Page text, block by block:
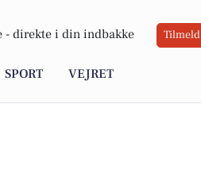
- direkte i din indbakke Tilmeld
SPORT VEJRET